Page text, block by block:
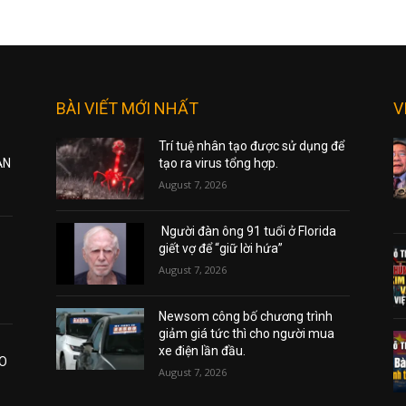
BÀI VIẾT MỚI NHẤT
Trí tuệ nhân tạo được sử dụng để
tạo ra virus tổng hợp.
August 7, 2026
Người đàn ông 91 tuổi ở Florida
giết vợ để “giữ lời hứa”
August 7, 2026
Newsom công bố chương trình
giảm giá tức thì cho người mua
xe điện lần đầu.
August 7, 2026